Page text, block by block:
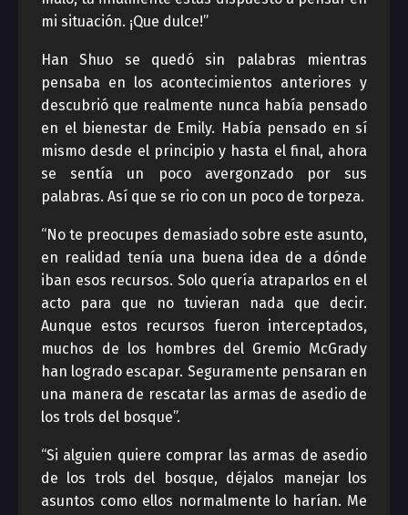
mi situación. ¡Que dulce!”
Han Shuo se quedó sin palabras mientras
pensaba en los acontecimientos anteriores y
descubrió que realmente nunca había pensado
en el bienestar de Emily. Había pensado en sí
mismo desde el principio y hasta el final, ahora
se sentía un poco avergonzado por sus
palabras. Así que se rio con un poco de torpeza.
“No te preocupes demasiado sobre este asunto,
en realidad tenía una buena idea de a dónde
iban esos recursos. Solo quería atraparlos en el
acto para que no tuvieran nada que decir.
Aunque estos recursos fueron interceptados,
muchos de los hombres del Gremio McGrady
han logrado escapar. Seguramente pensaran en
una manera de rescatar las armas de asedio de
los trols del bosque”.
“Si alguien quiere comprar las armas de asedio
de los trols del bosque, déjalos manejar los
asuntos como ellos normalmente lo harían. Me